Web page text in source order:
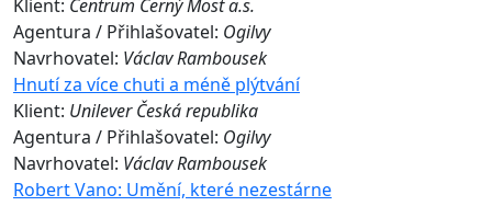
Klient: Centrum Černý Most a.s.
Agentura / Přihlašovatel: Ogilvy
Navrhovatel: Václav Rambousek
Hnutí za více chuti a méně plýtvání
Klient: Unilever Česká republika
Agentura / Přihlašovatel: Ogilvy
Navrhovatel: Václav Rambousek
Robert Vano: Umění, které nezestárne